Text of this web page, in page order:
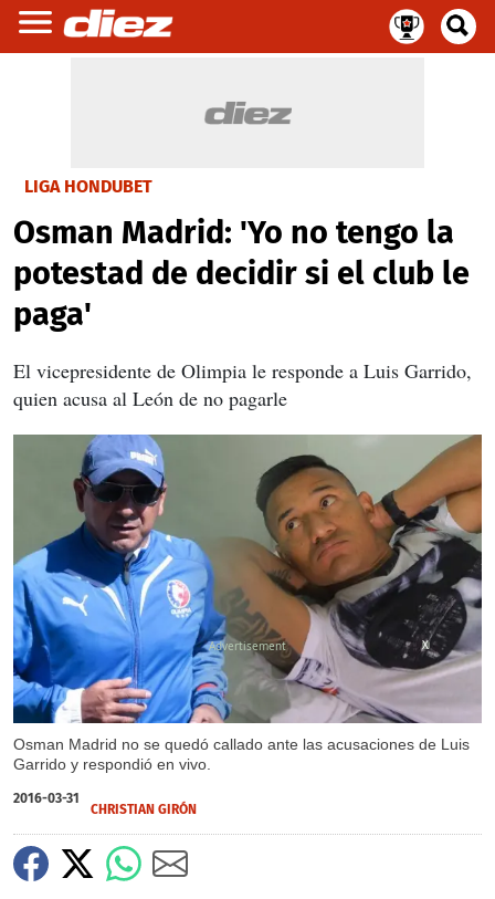
LIGA HONDUBET
Osman Madrid: 'Yo no tengo la
potestad de decidir si el club le
paga'
El vicepresidente de Olimpia le responde a Luis Garrido,
quien acusa al León de no pagarle
Osman Madrid no se quedó callado ante las acusaciones de Luis
Garrido y respondió en vivo.
X
2016-03-31
CHRISTIAN GIRÓN